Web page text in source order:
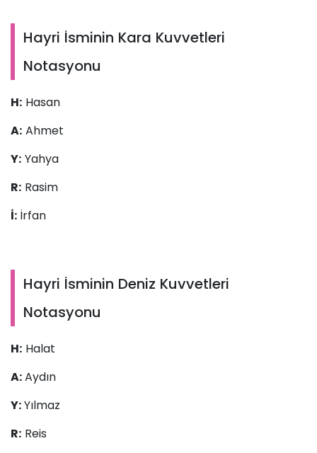
Hayri İsminin Kara Kuvvetleri
Notasyonu
H: Hasan
A: Ahmet
Y: Yahya
R: Rasim
İ: İrfan
Hayri İsminin Deniz Kuvvetleri
Notasyonu
H: Halat
A:Aydın
Y:Yılmaz
R: Reis